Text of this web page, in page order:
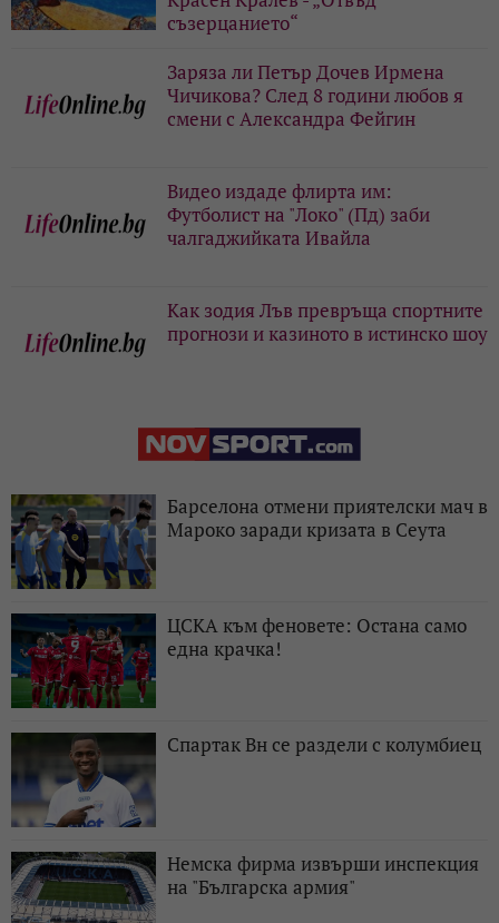
съзерцанието“
Заряза ли Петър Дочев Ирмена
Чичикова? След 8 години любов я
смени с Александра Фейгин
Видео издаде флирта им:
Футболист на "Локо" (Пд) заби
чалгаджийката Ивайла
Как зодия Лъв превръща спортните
прогнози и казиното в истинско шоу
Барселона отмени приятелски мач в
Мароко заради кризата в Сеута
ЦСКА към феновете: Остана само
една крачка!
Спартак Вн се раздели с колумбиец
Немска фирма извърши инспекция
на "Българска армия"